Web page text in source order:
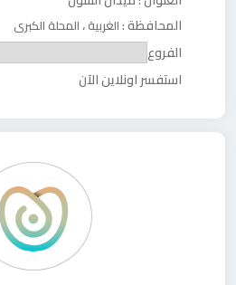
المحافظة :الغربية،المحلة الكبرى
الفروع
استفسر اونلاين الآن